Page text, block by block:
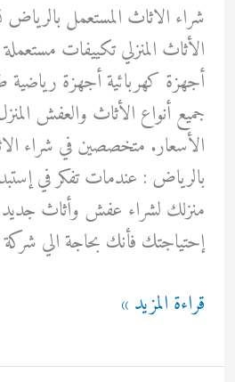
شراء الاثاث المستعمل
الأثاث المنزلي تكييفات
أجهزة كهربائية أجهزة
جميع أنواع الأثاث والعفش
الأسعار. متخصصين في شراء
بالرياض : عندمات تفكر في
منزلك لشراء عفش وأثاث
إحتياجتك فأنك بحاجة الي
شراء
المستعمل
قراءة المزيد »